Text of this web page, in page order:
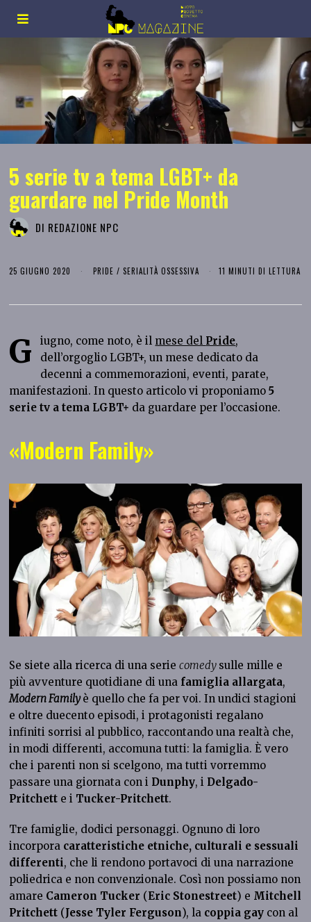
5 serie tv a tema LGBT+ da
guardare nel Pride Month
DI REDAZIONE NPC
25 GIUGNO 2020 PRIDE / SERIALITÀ OSSESSIVA 11 MINUTI DI LETTURA
G iugno, come noto, è il mese del Pride,
dell’orgoglio LGBT+, un mese dedicato da
decenni a commemorazioni, eventi, parate,
manifestazioni. In questo articolo vi proponiamo5
serie tv a tema LGBT+ da guardare per l’occasione.
«Modern Family»
Se siete alla ricerca di una seriecomedy sulle mille e
più avventure quotidiane di una famiglia allargata,
Modern Familyè quello che fa per voi. In undici stagioni
e oltre duecento episodi, i protagonisti regalano
infiniti sorrisi al pubblico, raccontando una realtà che,
in modi differenti, accomuna tutti: la famiglia. È vero
che i parenti non si scelgono, ma tutti vorremmo
passare una giornata con i Dunphy, i Delgado-
Pritchett e i Tucker-Pritchett.
Tre famiglie, dodici personaggi. Ognuno di loro
incorpora caratteristiche etniche, culturali e sessuali
differenti, che li rendono portavoci di una narrazione
poliedrica e non convenzionale. Così non possiamo non
amare Cameron Tucker (Eric Stonestreet) e Mitchell
Pritchett (Jesse Tyler Ferguson), la coppia gay con al